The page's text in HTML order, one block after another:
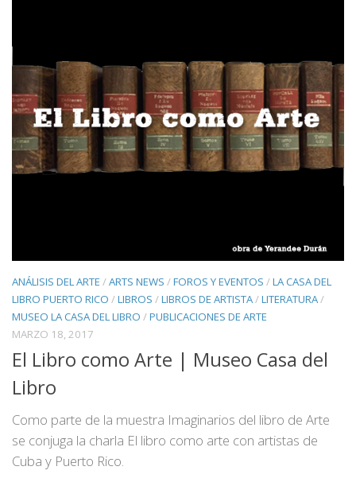
ANÁLISIS DEL ARTE /ARTS NEWS /FOROS Y EVENTOS /LA CASA DEL
LIBRO PUERTO RICO /LIBROS /LIBROS DE ARTISTA/LITERATURA/
MUSEO LA CASA DEL LIBRO /PUBLICACIONES DE ARTE
MARZO 18, 2017
El Libro como Arte | Museo Casa del
Libro
Como parte de la muestra Imaginarios del libro de Arte
se conjuga la charla El libro como arte con artistas de
Cuba y Puerto Rico.